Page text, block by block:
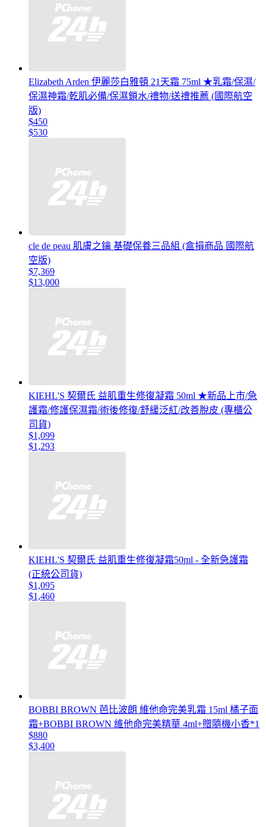
Elizabeth Arden 伊麗莎白雅頓 21天霜 75ml ★乳霜/保濕/
保濕神霜/乾肌必備/保濕鎖水/禮物/送禮推薦 (國際航空
版)
$450
$530
cle de peau 肌膚之鑰 基礎保養三品組 (盒損商品 國際航
空版)
$7,369
$13,000
KIEHL'S 契爾氏 益肌重生修復凝霜 50ml ★新品上市/急
護霜/修護保濕霜/術後修復/舒緩泛紅/改善脫皮 (專櫃公
司貨)
$1,099
$1,293
KIEHL'S 契爾氏 益肌重生修復凝霜50ml - 全新急護霜
(正統公司貨)
$1,095
$1,460
BOBBI BROWN 芭比波朗 維他命完美乳霜 15ml 橘子面
霜+BOBBI BROWN 維他命完美精華 4ml+贈隨機小香*1
$880
$3,400